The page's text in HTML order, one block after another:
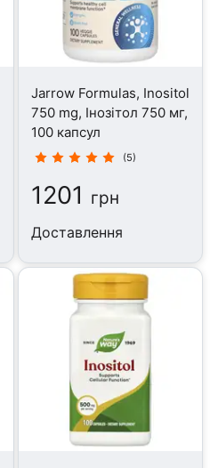
Jarrow Formulas, Inositol
750 mg, Інозітол 750 мг,
100 капсул
(5)
1201 грн
Доставлення